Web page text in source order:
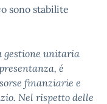
sono stabilite
gestione unitaria
é
finanziarie e
Nel rispetto delle